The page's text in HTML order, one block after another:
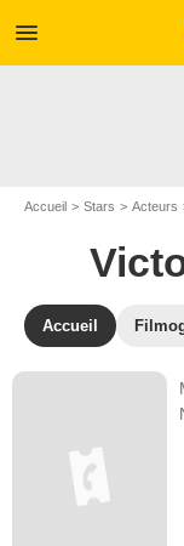
menu
Accueil Stars Acteurs
Accueil